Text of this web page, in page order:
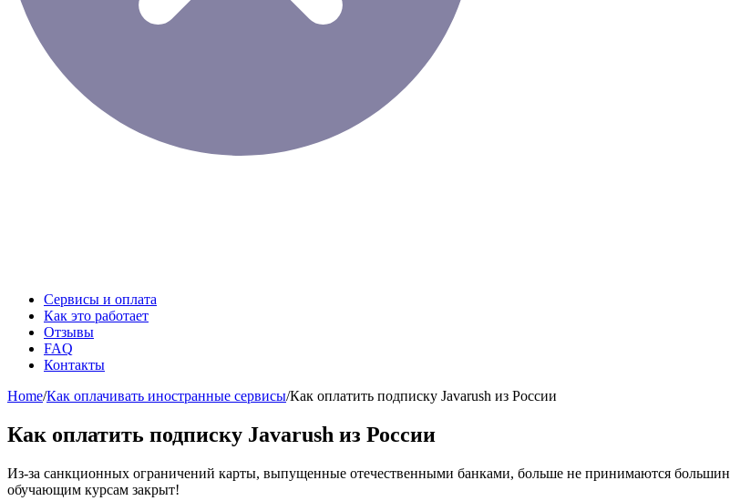
Сервисы и оплата
Как это работает
Отзывы
FAQ
Контакты
Home/Как оплачивать иностранные сервисы/Как оплатить подписку Javarush из России
Как оплатить подписку Javarush из России
Из-за санкционных ограничений карты, выпущенные отечественными банками, больше не принимаются
обучающим курсам закрыт!